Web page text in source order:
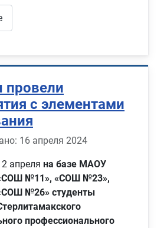
провели
с элементами
материале
16 апреля 2024
апреля на базе МАОУ
№11», «СОШ №23»,
№26» студенты
профессионального